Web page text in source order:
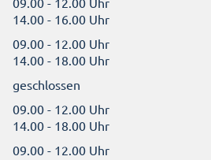
14.00 - 16.00 Uhr
09.00 - 12.00 Uhr
14.00 - 18.00 Uhr
geschlossen
09.00 - 12.00 Uhr
14.00 - 18.00 Uhr
09.00 - 12.00 Uhr